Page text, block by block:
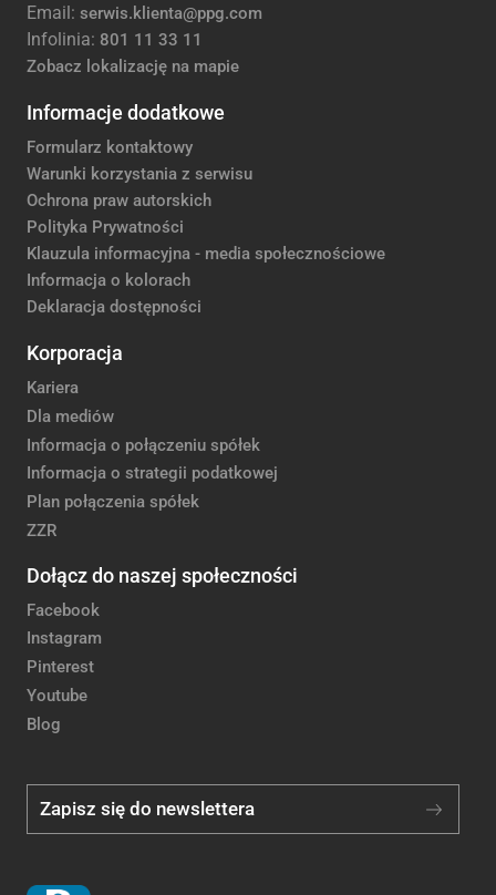
Email: serwis.klienta@ppg.com
Infolinia: 801 11 33 11
Zobacz lokalizację na mapie
Informacje dodatkowe
Formularz kontaktowy
Warunki korzystania z serwisu
Ochrona praw autorskich
Polityka Prywatności
Klauzula informacyjna - media społecznościowe
Informacja o kolorach
Deklaracja dostępności
Korporacja
Kariera
Dla mediów
Informacja o połączeniu spółek
Informacja o strategii podatkowej
Plan połączenia spółek
ZZR
Dołącz do naszej społeczności
Facebook
Instagram
Pinterest
Youtube
Blog
Zapisz się do newslettera